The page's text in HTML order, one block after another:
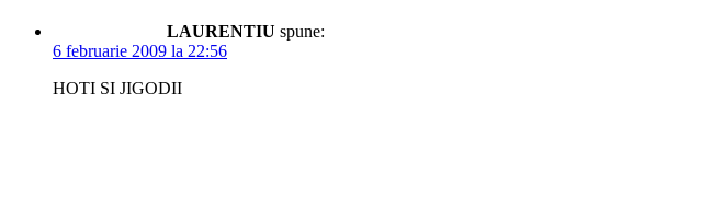
LAURENTIU spune:
6 februarie 2009 la 22:56
HOTI SI JIGODII